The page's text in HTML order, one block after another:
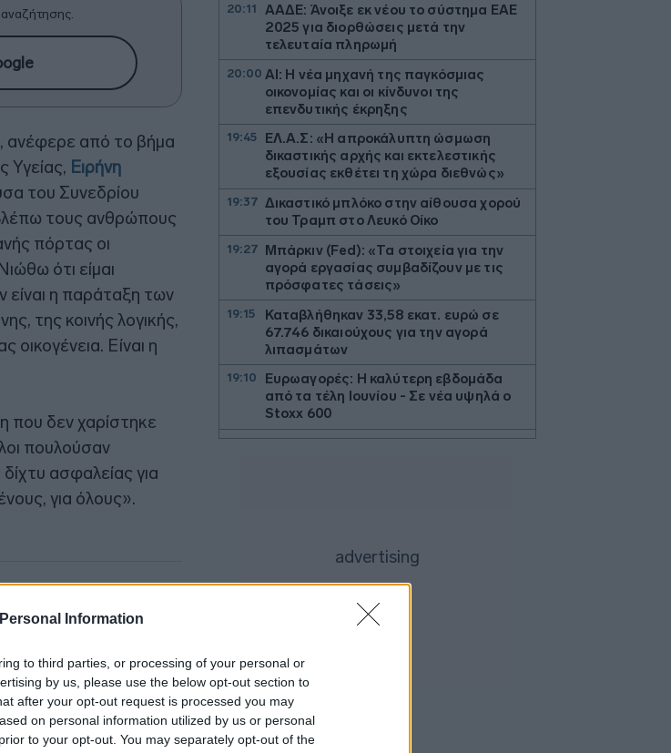
Information
to third parties, or processing of your personal or
by us, please use the below opt-out section to
after your opt-out request is processed you may
on personal information utilized by us or personal
to your opt-out. You may separately opt-out of the
ανέφερε από το βήμα
Υγείας, Ειρήνη
του Συνεδρίου
τους ανθρώπους
πόρτας οι
ότι είμαι
είναι η παράταξη των
της κοινής λογικής,
οικογένεια. Είναι η
που δεν χαρίστηκε
πουλούσαν
ασφαλείας για
για όλους».
20:11
ΑΑΔΕ: Άνοιξε εκ νέου το σύστημα ΕΑΕ
2025 για διορθώσεις μετά την
τελευταία πληρωμή
20:00 AI: Η νέα μηχανή της παγκόσμιας
οικονομίας και οι κίνδυνοι της
επενδυτικής έκρηξης
19:45
ΕΛ.Α.Σ: «Η απροκάλυπτη ώσμωση
δικαστικής αρχής και εκτελεστικής
εξουσίας εκθέτει τη χώρα διεθνώς»
19:37 Δικαστικό μπλόκο στην αίθουσα χορού
του Τραμπ στο Λευκό Οίκο
19:27 Μπάρκιν (Fed): «Τα στοιχεία για την
αγορά εργασίας συμβαδίζουν με τις
πρόσφατες τάσεις»
19:15
Καταβλήθηκαν 33,58 εκατ. ευρώ σε
67.746 δικαιούχους για την αγορά
λιπασμάτων
19:10
Ευρωαγορές: Η καλύτερη εβδομάδα
από τα τέλη Ιουνίου - Σε νέα υψηλά ο
Stoxx 600
19:06 Κορυφώνεται η έξοδος των εκδρομέων
μετοχικό κεφάλαιο μετά την άσκηση
επέκταση του Μετρό στην Καλαμαριά
18:23 Μπήτρος: Τροποποιήθηκε η συμφωνία
εξυγίανσης θυγατρικής
18:22
Ρωσικές επιθέσεις σε πετρελαϊκές